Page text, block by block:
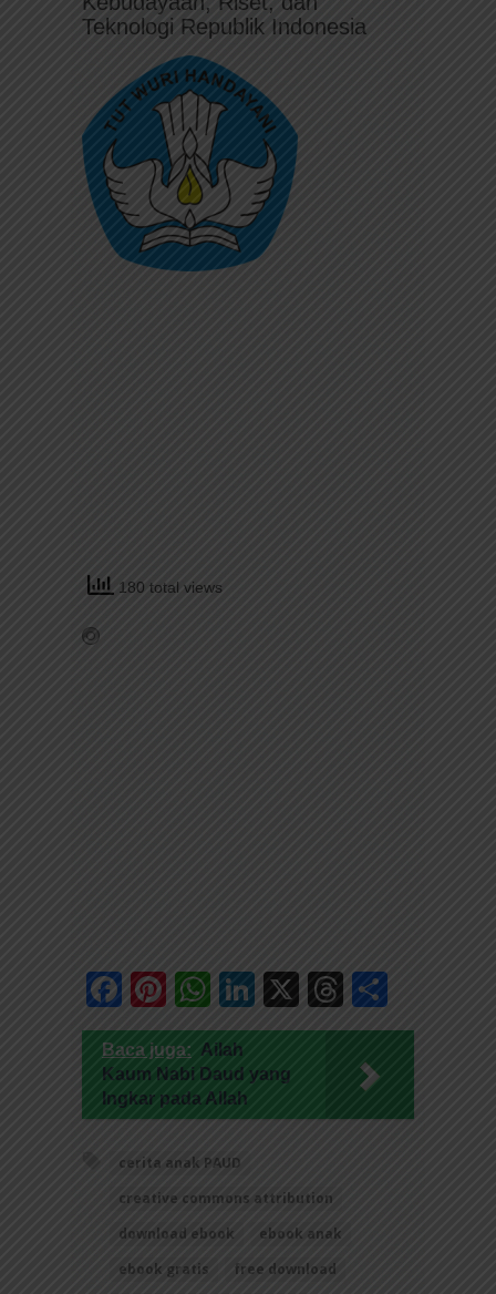
Teknologi Republik Indonesia
180 total views
Facebook
Pinterest
WhatsApp
LinkedIn
X Threads
Baca juga: Ailah
Kaum Nabi Daud yang
Ingkar pada Allah
cerita anak PAUD
creative commons attribution
download ebook
ebook anak
ebook gratis
free download